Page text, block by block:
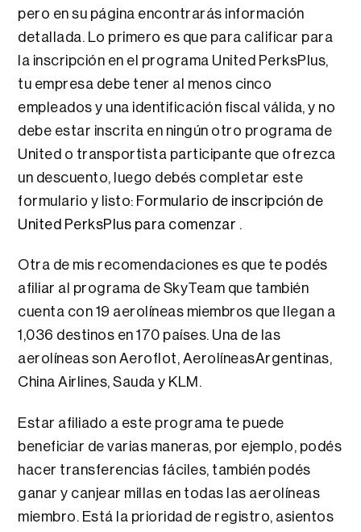
pero en su página encontrarás información
detallada. Lo primero es que para calificar para
la inscripción en el programa United PerksPlus,
tu empresa debe tener al menos cinco
empleados y una identificación fiscal válida, y no
debe estar inscrita en ningún otro programa de
United o transportista participante que ofrezca
un descuento, luego debés completar este
formulario y listo: Formulario de inscripción de
United PerksPlus para comenzar .
Otra de mis recomendaciones es que te podés
afiliar al programa de SkyTeam que también
cuenta con 19 aerolíneas miembros que llegan a
1,036 destinos en 170 países. Una de las
aerolíneas son Aeroflot, AerolíneasArgentinas,
China Airlines, Sauda y KLM.
Estar afiliado a este programa te puede
beneficiar de varias maneras, por ejemplo, podés
hacer transferencias fáciles, también podés
ganar y canjear millas en todas las aerolíneas
miembro. Está la prioridad de registro, asientos